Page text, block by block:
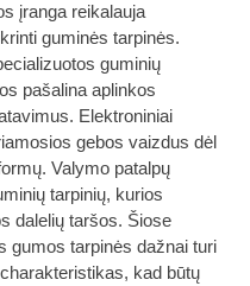
įranga reikalauja
guminės tarpinės.
guminių
pašalina aplinkos
Elektroniniai
gebos vaizdus dėl
Valymo patalpų
tarpinių, kurios
dalelių taršos. Šiose
gumos tarpinės dažnai turi
kad būtų